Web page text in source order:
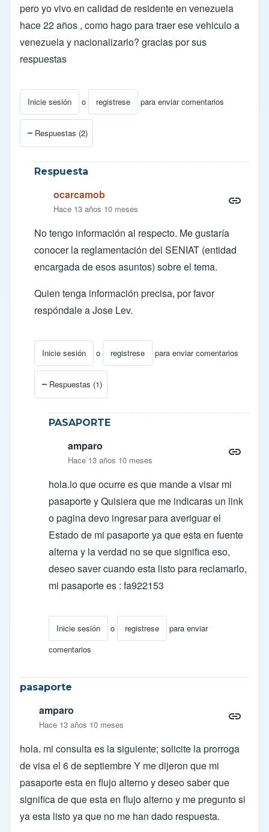
pero yo vivo en calidad de residente en venezuela
hace 22 años , como hago para traer ese vehiculo a
venezuela y nacionalizarlo? gracias por sus
respuestas
Inicie sesión o registrese para enviar comentarios
Respuestas (2)
Respuesta
ocarcamob
Hace 13 años 10 meses
No tengo información al respecto. Me gustaría
conocer la reglamentación del SENIAT (entidad
encargada de esos asuntos) sobre el tema.
Quien tenga información precisa, por favor
respóndale a Jose Lev.
Inicie sesión o registrese para enviar comentarios
En respuesta anacionalizar un carro en venezuela
Respuestas (1)
PASAPORTE
amparo
Hace 13 años 10 meses
hola.lo que ocurre es que mande a visar mi
pasaporte y Quisiera que me indicaras un link
o pagina devo ingresar para averiguar el
Estado de mi pasaporte ya que esta en fuente
alterna y la verdad no se que significa eso,
deseo saver cuando esta listo para reclamarlo,
mi pasaporte es : fa922153
Inicie sesión o registrese
para enviar
comentarios
En respuesta a Respuestapor
pasaporte
amparo
Hace 13 años 10 meses
hola. mi consulta es la siguiente; solicite la prorroga
de visa el 6 de septiembre Y me dijeron que mi
pasaporte esta en flujo alterno y deseo saber que
significa de que esta en flujo alterno y me pregunto si
ya esta listo ya que no me han dado respuesta.